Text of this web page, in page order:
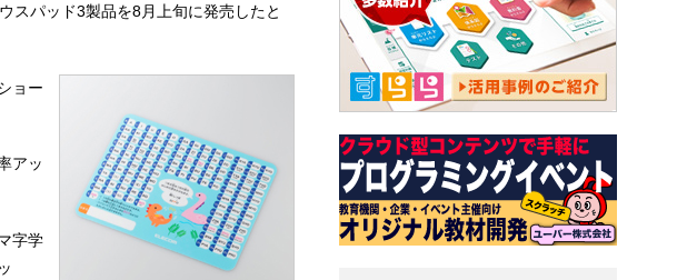
スパッド3製品を8月上旬に発売したと
ョー
アッ
字学